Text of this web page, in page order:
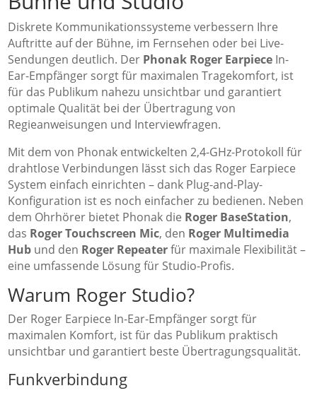
Diskrete Kommunikationssysteme verbessern Ihre
Auftritte auf der Bühne, im Fernsehen oder bei Live-
Sendungen deutlich. Der Phonak Roger Earpiece In-
Ear-Empfänger sorgt für maximalen Tragekomfort, ist
für das Publikum nahezu unsichtbar und garantiert
optimale Qualität bei der Übertragung von
Regieanweisungen und Interviewfragen.
Mit dem von Phonak entwickelten 2,4-GHz-Protokoll für
drahtlose Verbindungen lässt sich das Roger Earpiece
System einfach einrichten – dank Plug-and-Play-
Konfiguration ist es noch einfacher zu bedienen. Neben
dem Ohrhörer bietet Phonak die Roger BaseStation,
das Roger Touchscreen Mic, den Roger Multimedia
Hub und den Roger Repeaterfür maximale Flexibilität –
eine umfassende Lösung für Studio-Profis.
Warum Roger Studio?
Der Roger Earpiece In-Ear-Empfänger sorgt für
maximalen Komfort, ist für das Publikum praktisch
unsichtbar und garantiert beste Übertragungsqualität.
Funkverbindung